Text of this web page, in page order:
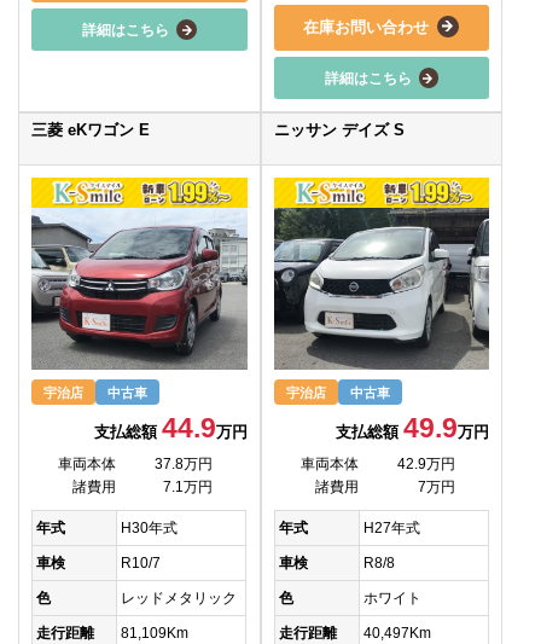
詳細はこちら 在庫お問い合わせ
詳細はこちら
三菱 eKワゴン E
宇治店 中古車
支払総額 44.9万円
車両本体
37.8万円
諸費用
7.1万円
年式 H30年式
車検 R10/7
色 レッドメタリック
走行距離 81,109Km
ニッサン デイズ S
宇治店 中古車
支払総額49.9万円
車両本体
42.9万円
諸費用
7万円
年式 H27年式
車検 R8/8
色 ホワイト
走行距離 40,497Km